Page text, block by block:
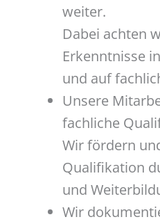
weiter.
Dabei achten
Erkenntnisse
und auf
Unsere
fachliche
Wir fördern
Qualifikation
und
Wir